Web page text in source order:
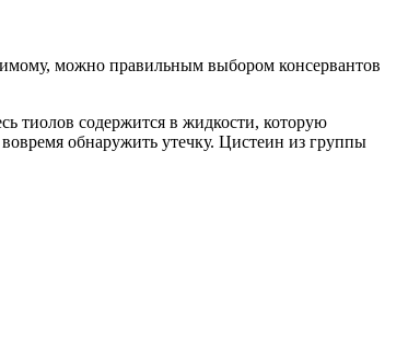
можно правильным выбором консервантов
тиолов содержится в жидкости, которую
обнаружить утечку. Цистеин из группы